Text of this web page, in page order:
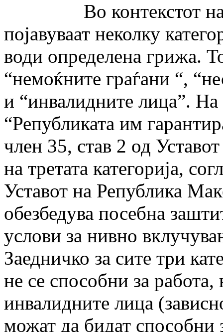
Во контекстот на
појавуваат неколку
води определена грижа.
“немоќните граѓани “,
и “инвалидните лица”. На
“Републиката им
член 35, став 2 од
на третата категорија,
Уставот на Република
обезбедува посебна
услови за нивно
Заедничко за сите три
не се способни за
инвалидните лица
можат да бидат способни